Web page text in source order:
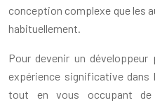
conception complexe que les
habituellement.
Pour devenir un
expérience significative
tout en vous occupant de